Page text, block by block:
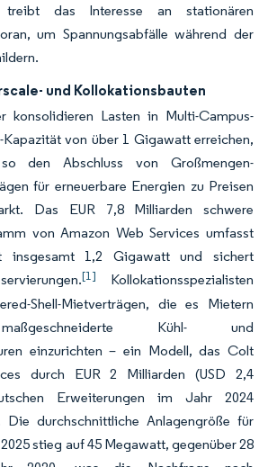
treibt das Interesse an stationären
um Spannungsabfälle während der
und Kollokationsbauten
konsolidieren Lasten in Multi-Campus-
von über 1 Gigawatt erreichen,
den Abschluss von Großmengen-
für erneuerbare Energien zu Preisen
Das EUR 7,8 Milliarden schwere
von Amazon Web Services umfasst
insgesamt 1,2 Gigawatt und sichert
[1]
Kollokationsspezialisten
Shell-Mietverträgen, die es Mietern
Kühl- und
einzurichten – ein Modell, das Colt
durch EUR 2 Milliarden (USD 2,4
Erweiterungen im Jahr 2024
Die durchschnittliche Anlagengröße für
stieg auf 45 Megawatt, gegenüber 28